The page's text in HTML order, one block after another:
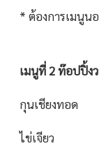
* ต้องการเมนูน
เมนูที่ 2 ท๊อปปิ้ง
กุนเชียงทอด
ไข่เจียว